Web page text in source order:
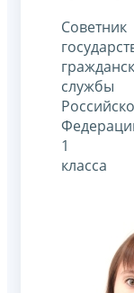
Советник
службы
1
класса